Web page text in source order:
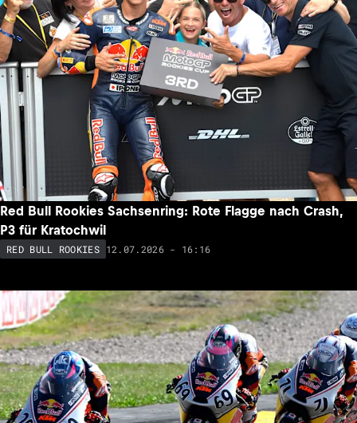
Red Bull Rookies Sachsenring: Rote Flagge nach Crash,
P3 für Kratochwil
RED BULL ROOKIES 12.07.2026 - 16:16